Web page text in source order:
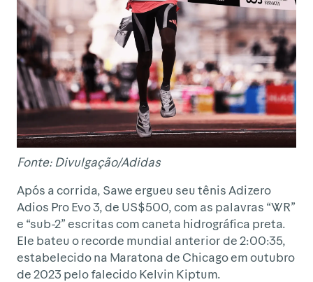
Fonte: Divulgação/Adidas
Após a corrida, Sawe ergueu seu tênis Adizero
Adios Pro Evo 3, de US$500, com as palavras “WR”
e “sub-2” escritas com caneta hidrográfica preta.
Ele bateu o recorde mundial anterior de 2:00:35,
estabelecido na Maratona de Chicago em outubro
de 2023 pelo falecido Kelvin Kiptum.